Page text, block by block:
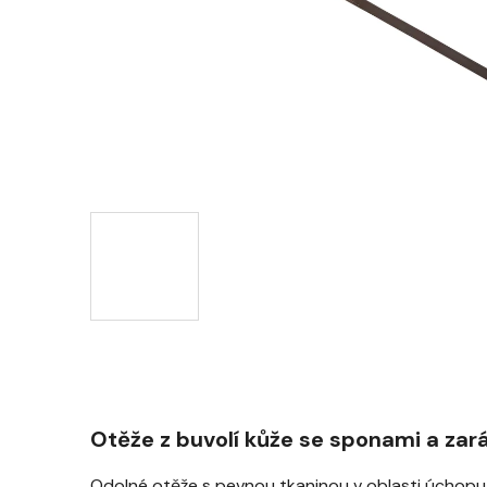
Otěže z buvolí kůže se sponami a